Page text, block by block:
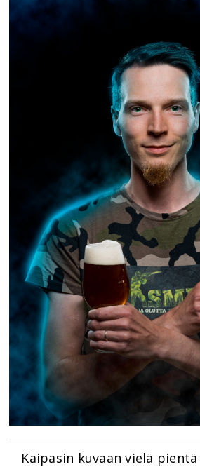
Kaipasin kuvaan vielä